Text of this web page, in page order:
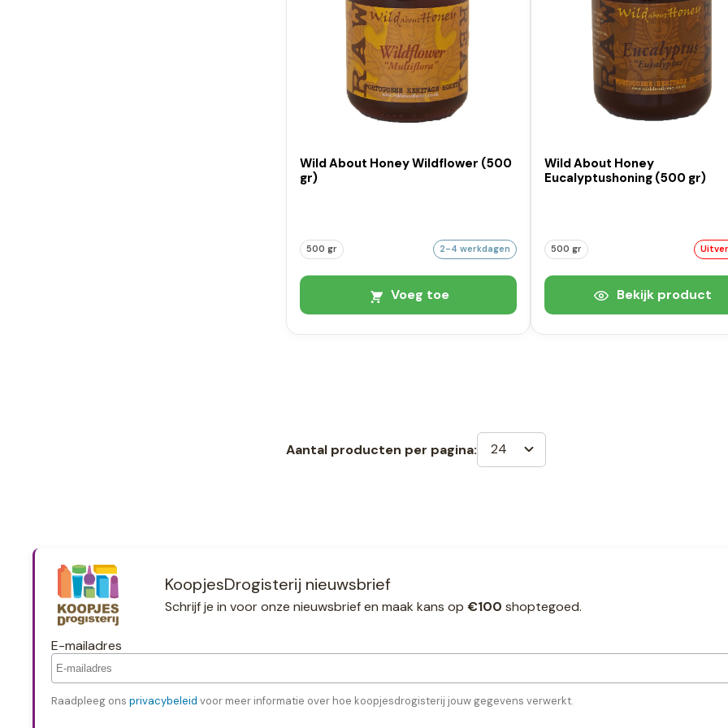
Wild About Honey Wildflower (500
gr)
500 gr 2-4 werkdagen
Voeg toe
Wild About Honey
Eucalyptushoning (500 gr)
500 gr
Bekijk product
Aantal producten per pagina: 24
KoopjesDrogisterij nieuwsbrief
Schrijf je in voor onze nieuwsbrief en maak kans op €100 shoptegoed.
E-mailadres
Raadpleeg ons privacybeleid voor meer informatie over hoe koopjesdrogisterij jouw gegevens verwerkt.